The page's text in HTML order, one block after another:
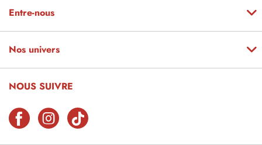
Entre-nous
Nos univers
NOUS SUIVRE